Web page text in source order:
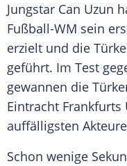
Jungstar Can Uzun
Fußball-WM sein
erzielt und die
geführt. Im Test
gewannen die
Eintracht Frankfurts
auffälligsten
Schon wenige